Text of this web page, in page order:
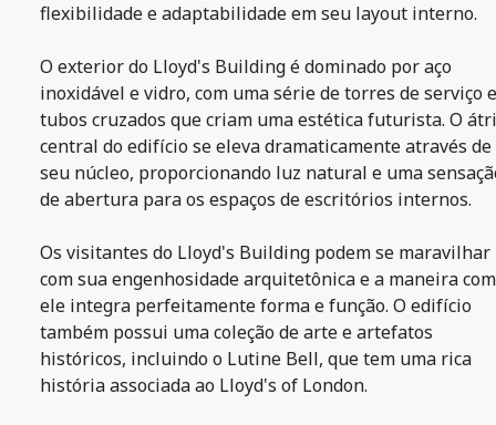
flexibilidade e adaptabilidade em seu layout interno.
O exterior do Lloyd's Building é dominado por aço
inoxidável e vidro, com uma série de torres de serviço e
tubos cruzados que criam uma estética futurista. O
central do edifício se eleva dramaticamente através de
seu núcleo, proporcionando luz natural e uma
de abertura para os espaços de escritórios internos.
Os visitantes do Lloyd's Building podem se maravilhar
com sua engenhosidade arquitetônica e a maneira
ele integra perfeitamente forma e função. O edifício
também possui uma coleção de arte e artefatos
históricos, incluindo o Lutine Bell, que tem uma rica
história associada ao Lloyd's of London.